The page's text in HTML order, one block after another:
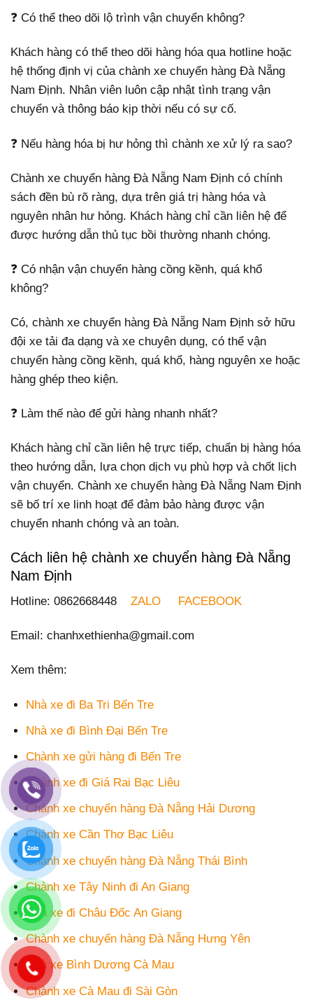
❓ Có thể theo dõi lộ trình vận chuyển không?
Khách hàng có thể theo dõi hàng hóa qua hotline hoặc
hệ thống định vị của chành xe chuyển hàng Đà Nẵng
Nam Định. Nhân viên luôn cập nhật tình trạng vận
chuyển và thông báo kịp thời nếu có sự cố.
❓ Nếu hàng hóa bị hư hỏng thì chành xe xử lý ra sao?
Chành xe chuyển hàng Đà Nẵng Nam Định có chính
sách đền bù rõ ràng, dựa trên giá trị hàng hóa và
nguyên nhân hư hỏng. Khách hàng chỉ cần liên hệ để
được hướng dẫn thủ tục bồi thường nhanh chóng.
❓ Có nhận vận chuyển hàng cồng kềnh, quá khổ
không?
Có, chành xe chuyển hàng Đà Nẵng Nam Định sở hữu
đội xe tải đa dạng và xe chuyên dụng, có thể vận
chuyển hàng cồng kềnh, quá khổ, hàng nguyên xe hoặc
hàng ghép theo kiện.
❓ Làm thế nào để gửi hàng nhanh nhất?
Khách hàng chỉ cần liên hệ trực tiếp, chuẩn bị hàng hóa
theo hướng dẫn, lựa chọn dịch vụ phù hợp và chốt lịch
vận chuyển. Chành xe chuyển hàng Đà Nẵng Nam Định
sẽ bố trí xe linh hoạt để đảm bảo hàng được vận
chuyển nhanh chóng và an toàn.
Cách liên hệ chành xe chuyển hàng Đà Nẵng
Nam Định
Hotline: 0862668448 ZALO FACEBOOK
Email: chanhxethienha@gmail.com
Xem thêm:
Nhà xe đi Ba Tri Bến Tre
Nhà xe đi Bình Đại Bến Tre
Chành xe gửi hàng đi Bến Tre
Chành xe đi Giá Rai Bạc Liêu
Chành xe chuyển hàng Đà Nẵng Hải Dương
Chành xe Cần Thơ Bạc Liêu
Chành xe chuyển hàng Đà Nẵng Thái Bình
Chành xe Tây Ninh đi An Giang
Nhà xe đi Châu Đốc An Giang
Chành xe chuyển hàng Đà Nẵng Hưng Yên
Nhà xe Bình Dương Cà Mau
Chành xe Cà Mau đi Sài Gòn